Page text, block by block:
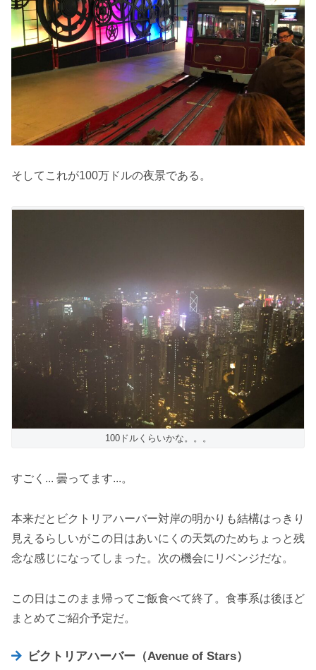
そしてこれが100万ドルの夜景である。
100ドルくらいかな。。。
すごく... 曇ってます...。
本来だとビクトリアハーバー対岸の明かりも結構はっきり
見えるらしいがこの日はあいにくの天気のためちょっと残
念な感じになってしまった。次の機会にリベンジだな。
この日はこのまま帰ってご飯食べて終了。食事系は後ほど
まとめてご紹介予定だ。
ビクトリアハーバー（Avenue of Stars）